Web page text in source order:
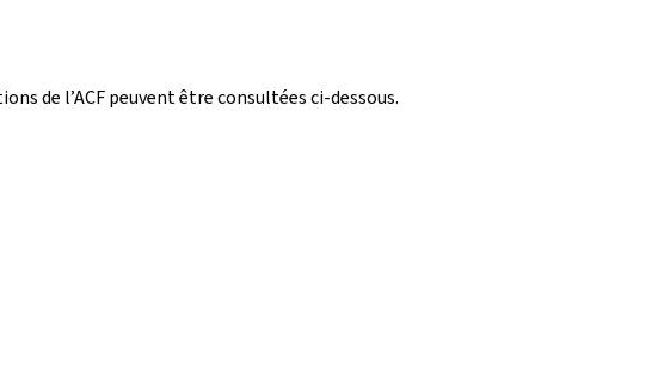
de l’ACF peuvent être consultées ci-dessous.